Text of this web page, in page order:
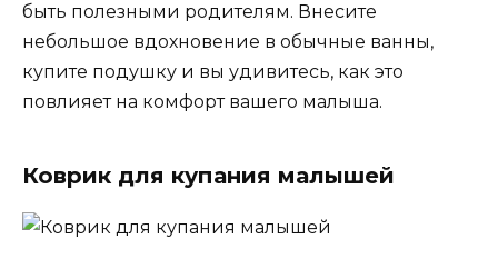
быть полезными родителям. Внесите
небольшое вдохновение в обычные ванны,
купите подушку и вы удивитесь, как это
повлияет на комфорт вашего малыша.
Коврик для купания малышей